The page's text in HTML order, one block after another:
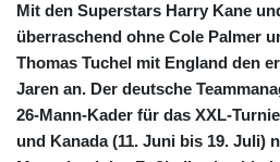
Mit den Superstars Harry Kane
überraschend ohne Cole Palmer
Thomas Tuchel mit England den
Jaren an. Der deutsche
26-Mann-Kader für das XXL-
und Kanada (11. Juni bis 19. Juli)